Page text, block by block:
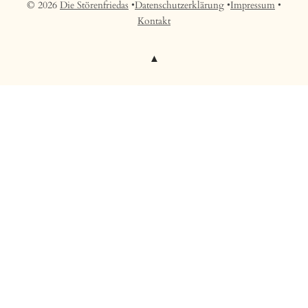
© 2026 Die Störenfriedas •Datenschutzerklärung •Impressum •
Kontakt